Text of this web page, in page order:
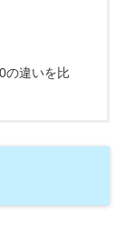
の違いを比